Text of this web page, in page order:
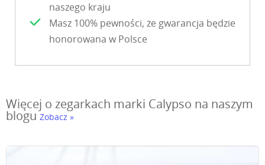
naszego kraju
Masz 100% pewności, że gwarancja będzie
honorowana w Polsce
Więcej o zegarkach marki Calypso na naszym
bloguZobacz »